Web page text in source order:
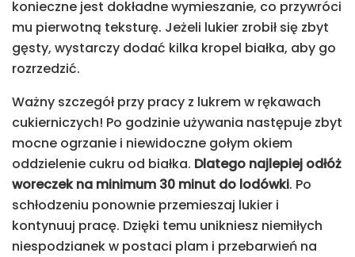
konieczne jest dokładne wymieszanie, co przywróci
mu pierwotną teksturę. Jeżeli lukier zrobił się zbyt
gęsty, wystarczy dodać kilka kropel białka, aby go
rozrzedzić.
Ważny szczegół przy pracy z lukrem w rękawach
cukierniczych! Po godzinie używania następuje zbyt
mocne ogrzanie i niewidoczne gołym okiem
oddzielenie cukru od białka. Dlatego najlepiej odłóż
woreczek na minimum 30 minut do lodówki. Po
schłodzeniu ponownie przemieszaj lukier i
kontynuuj pracę. Dzięki temu unikniesz niemiłych
niespodzianek w postaci plam i przebarwień na